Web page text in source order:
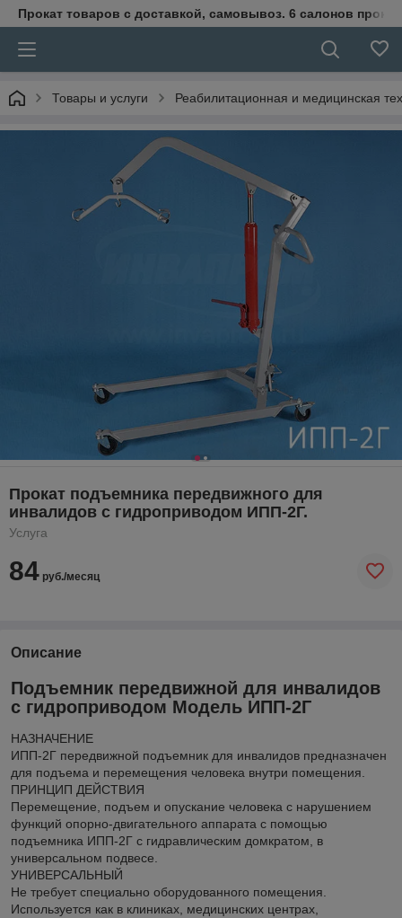
Прокат товаров с доставкой, самовывоз. 6 салонов
Товары и услуги Реабилитационная и медицинская
Прокат подъемника передвижного для
инвалидов с гидроприводом ИПП-2Г.
Услуга
84 руб./месяц
Описание
Подъемник передвижной для инвалидов
с гидроприводом Модель ИПП-2Г
НАЗНАЧЕНИЕ
ИПП-2Г передвижной подъемник для инвалидов предназначен
для подъема и перемещения человека внутри помещения.
ПРИНЦИП ДЕЙСТВИЯ
Перемещение, подъем и опускание человека с нарушением
функций опорно-двигательного аппарата с помощью
подъемника ИПП-2Г с гидравлическим домкратом, в
универсальном подвесе.
УНИВЕРСАЛЬНЫЙ
Не требует специально оборудованного помещения.
Используется как в клиниках, медицинских центрах,